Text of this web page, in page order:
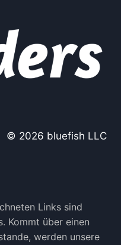
© 2026 bluefish LLC
Links sind
Kommt über einen
werden unsere